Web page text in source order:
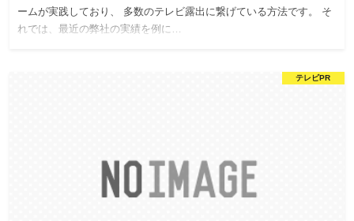
ームが実践しており、 多数のテレビ露出に繋げている方法です。 そ
れでは、最近の弊社の実績を例に…
テレビPR